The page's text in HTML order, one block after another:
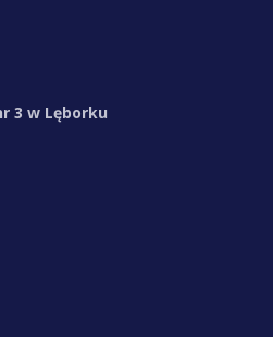
3 w Lęborku